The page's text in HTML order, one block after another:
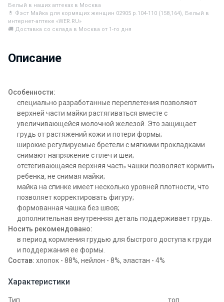
Белый в наших аптеках в Москва
💊 Фэст Майка для кормящих женщин 02905 р.104-110 (158,164), Белый в
интернет-аптеке «WER.RU»
🚚 Доставка со склада в Москва от 1-го дня
Описание
Особенности:
специально разработанные переплетения позволяют
верхней части майки растягиваться вместе с
увеличивающейся молочной железой. Это защищает
грудь от растяжений кожи и потери формы;
широкие регулируемые бретели с мягкими прокладками
снимают напряжение с плеч и шеи;
отстегивающаяся верхняя часть чашки позволяет кормить
ребенка, не снимая майки;
майка на спинке имеет несколько уровней плотности, что
позволяет корректировать фигуру;
формованная чашка без швов;
дополнительная внутренняя деталь поддерживает грудь.
Носить рекомендовано:
в период кормления грудью для быстрого доступа к груди
и поддержания ее формы.
Состав: хлопок - 88%, нейлон - 8%, эластан - 4%
Характеристики
Тип
топ